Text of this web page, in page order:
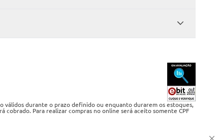
válidos durante o prazo definido ou enquanto durarem os estoques,
Para realizar compras no online será aceito somente CPF